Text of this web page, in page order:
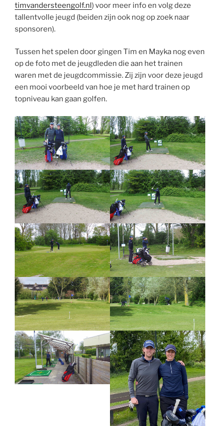
timvandersteengolf.nl) voor meer info en volg deze
tallentvolle jeugd (beiden zijn ook nog op zoek naar
sponsoren).
Tussen het spelen door gingen Tim en Mayka nog even
op de foto met de jeugdleden die aan het trainen
waren met de jeugdcommissie. Zij zijn voor deze jeugd
een mooi voorbeeld van hoe je met hard trainen op
topniveau kan gaan golfen.